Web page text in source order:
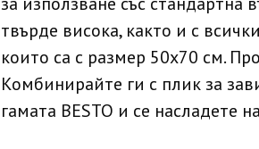
твърде висока, както и с
които са с размер 50х70 см.
Комбинирайте ги с плик за
гамата BESTO и се насладете